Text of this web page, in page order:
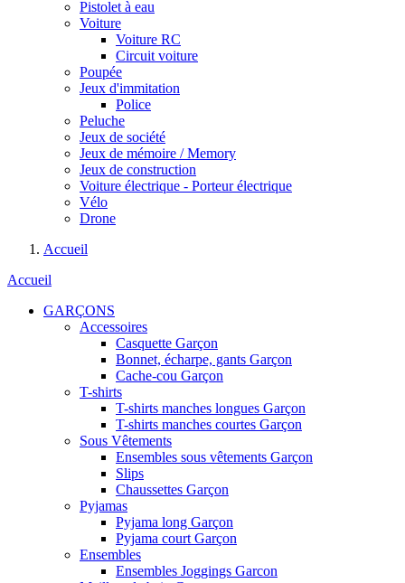
Pistolet à eau
Voiture
Voiture RC
Circuit voiture
Poupée
Jeux d'immitation
Police
Peluche
Jeux de société
Jeux de mémoire / Memory
Jeux de construction
Voiture électrique - Porteur électrique
Vélo
Drone
Accueil
Accueil
GARÇONS
Accessoires
Casquette Garçon
Bonnet, écharpe, gants Garçon
Cache-cou Garçon
T-shirts
T-shirts manches longues Garçon
T-shirts manches courtes Garçon
Sous Vêtements
Ensembles sous vêtements Garçon
Slips
Chaussettes Garçon
Pyjamas
Pyjama long Garçon
Pyjama court Garçon
Ensembles
Ensembles Joggings Garcon